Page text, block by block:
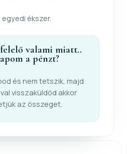
ékszer.
valami miatt..
a pénzt?
és nem tetszik, majd
visszaküldöd akkor
az összeget.